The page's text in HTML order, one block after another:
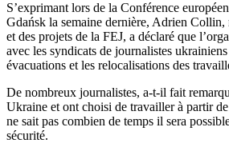
S’exprimant lors de la Conférence
Gdańsk la semaine dernière, Adrien Collin,
et des projets de la FEJ, a déclaré que
avec les syndicats de journalistes
évacuations et les relocalisations des
De nombreux journalistes, a-t-il fait
Ukraine et ont choisi de travailler à partir
ne sait pas combien de temps il sera
sécurité.